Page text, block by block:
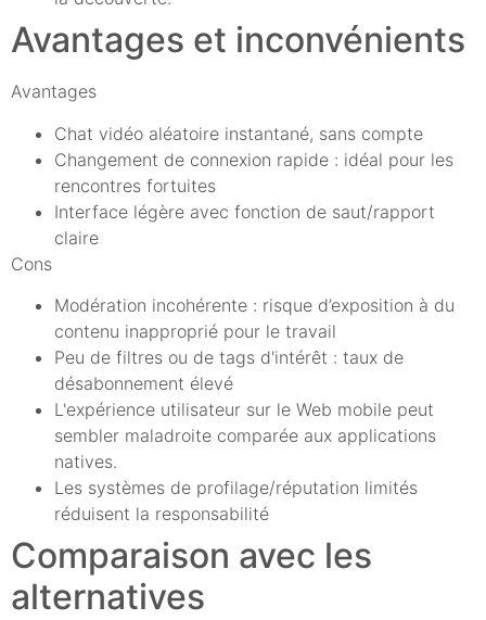
Avantages et inconvénients
Avantages
Chat vidéo aléatoire instantané, sans compte
Changement de connexion rapide : idéal pour les
rencontres fortuites
Interface légère avec fonction de saut/rapport
claire
Cons
Modération incohérente : risque d’exposition à du
contenu inapproprié pour le travail
Peu de filtres ou de tags d'intérêt : taux de
désabonnement élevé
L'expérience utilisateur sur le Web mobile peut
sembler maladroite comparée aux applications
natives.
Les systèmes de profilage/réputation limités
réduisent la responsabilité
Comparaison avec les
alternatives